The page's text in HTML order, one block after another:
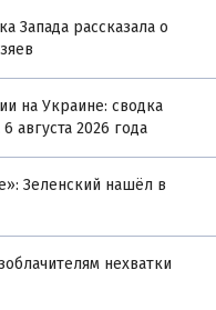
Запада рассказала о
на Украине: сводка
2026 года
Зеленский нашёл в
нехватки